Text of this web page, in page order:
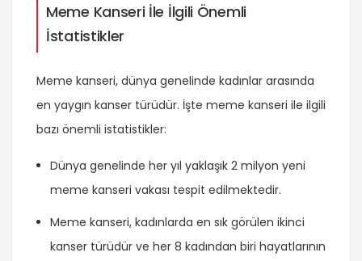
Meme Kanseri İle İlgili Önemli
İstatistikler
Meme kanseri, dünya genelinde kadınlar arasında
en yaygın kanser türüdür. İşte meme kanseri ile ilgili
bazı önemli istatistikler:
Dünya genelinde her yıl yaklaşık 2 milyon yeni
meme kanseri vakası tespit edilmektedir.
Meme kanseri, kadınlarda en sık görülen ikinci
kanser türüdür ve her 8 kadından biri hayatlarının